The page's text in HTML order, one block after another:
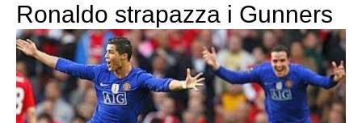
Ronaldo strapazza i Gunners